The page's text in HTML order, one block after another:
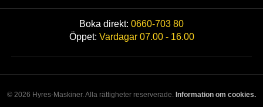
Boka direkt: 0660-703 80
Öppet: Vardagar 07.00 - 16.00
© 2026 Hyres-Maskiner. Alla rättigheter reserverade. Information om cookies.